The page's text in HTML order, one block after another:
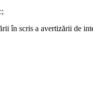
în scris a avertizării de